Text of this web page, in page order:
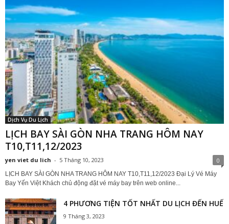
Dịch Vụ Du Lịch
LỊCH BAY SÀI GÒN NHA TRANG HÔM NAY
T10,T11,12/2023
yen viet du lich - 5 Tháng 10, 2023 0
LỊCH BAY SÀI GÒN NHA TRANG HÔM NAY T10,T11,12/2023 Đại Lý Vé Máy
Bay Yến Việt Khách chủ động đặt vé máy bay trên web online...
4 PHƯƠNG TIỆN TỐT NHẤT DU LỊCH ĐẾN HUẾ
9 Tháng 3, 2023